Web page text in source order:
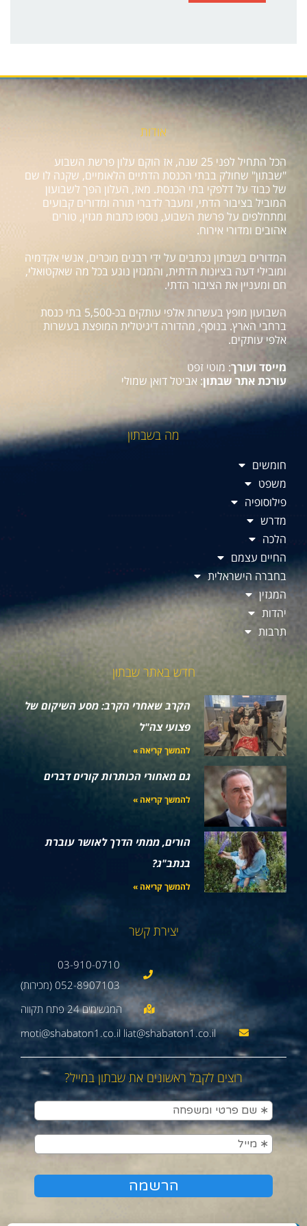
אודות
הכל התחיל לפני 25 שנה, אז הוקם עלון פרשת השבוע
"שבתון" שחולק בבתי הכנסת הדתיים הלאומיים, שקנה לו שם
של כבוד על דלפקי בתי הכנסת. מאז, העלון הפך לשבועון
המוביל בציבור הדתי, ומעבר לדברי תורה ומדורים קבועים
ומתחלפים על פרשת השבוע, נוספו כתבות מגזין, טורים
אהובים ומדורי אירוח.
המדורים בשבתון נכתבים על ידי רבנים מוכרים, אנשי אקדמיה
ומובילי דעה בציונות הדתית, והמגזין נוגע בכל מה שאקטואלי,
חם ומעניין את הציבור הדתי.
השבועון מופץ בעשרות אלפי עותקים בכ-5,500 בתי כנסת
ברחבי הארץ. בנוסף, מהדורה דיגיטלית המופצת בעשרות
אלפי עותקים.
מייסד ועורך: מוטי זפט
עורכת אתר שבתון: אביטל דואן שמולי
מה בשבתון
חומשים
משפט
פילוסופיה
מדרש
הלכה
החיים עצמם
בחברה הישראלית
המגזין
יהדות
תרבות
חדש באתר שבתון
הקרב שאחרי הקרב: מסע השיקום של
פצועי צה"ל
להמשך קריאה »
גם מאחורי הכותרות קורים דברים
להמשך קריאה »
הורים, ממתי הדרך לאושר עוברת
בנתב"ג?
להמשך קריאה »
יצירת קשר
03-910-0710
052-8907103 (מכירות)
moti@shabaton1.co.il liat@shabaton1.co.il
רוצים לקבל ראשונים את שבתון במייל?